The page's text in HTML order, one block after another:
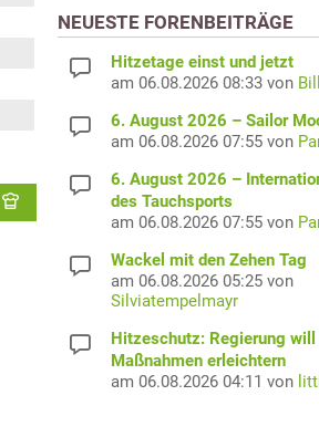
NEUESTE FORENBEITRÄGE
Hitzetage einst und jetzt
am 06.08.2026 08:33 von
6. August 2026 – Sailor
am 06.08.2026 07:55 von
6. August 2026 –
des Tauchsports
am 06.08.2026 07:55 von
Wackel mit den Zehen Tag
am 06.08.2026 05:25 von
Silviatempelmayr
Hitzeschutz: Regierung will
Maßnahmen erleichtern
am 06.08.2026 04:11 von